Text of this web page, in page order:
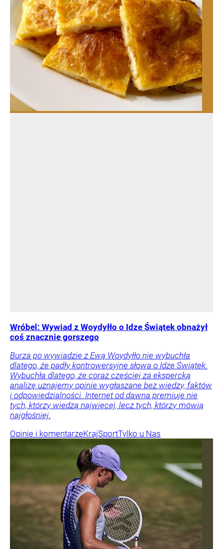
Wróbel: Wywiad z Woydyłło o Idze Świątek obnażył
coś znacznie gorszego
Burza po wywiadzie z Ewą Woydyłło nie wybuchła
dlatego, że padły kontrowersyjne słowa o Idze Świątek.
Wybuchła dlatego, że coraz częściej za ekspercką
analizę uznajemy opinie wygłaszane bez wiedzy, faktów
i odpowiedzialności. Internet od dawna premiuje nie
tych, którzy wiedzą najwięcej, lecz tych, którzy mówią
najgłośniej.
Opinie i komentarzeKrajSportTylko u Nas